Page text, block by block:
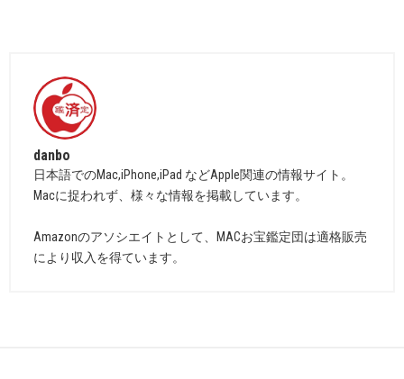
danbo
日本語でのMac,iPhone,iPad などApple関連の情報サイト。
Macに捉われず、様々な情報を掲載しています。
Amazonのアソシエイトとして、MACお宝鑑定団は適格販売
により収入を得ています。